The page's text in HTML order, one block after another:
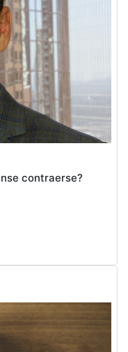
contraerse?